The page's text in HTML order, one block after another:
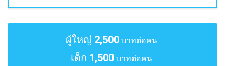
ผู้ใหญ่ 2,500บาทต่อคน
เด็ก 1,500บาทต่อคน